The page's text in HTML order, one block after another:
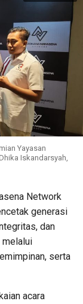
Yayasan
Iskandarsyah,
Network
generasi
dan
melalui
serta
acara